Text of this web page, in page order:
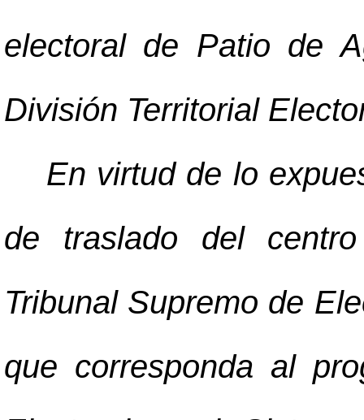
electoral de Patio de
División Territorial
En virtud de lo
de traslado del
Tribunal Supremo de
que corresponda al